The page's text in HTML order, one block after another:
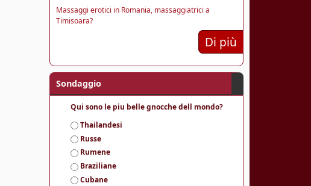
Massaggi erotici in Romania, massaggiatrici a
Timisoara?
Di più
Sondaggio
Qui sono le piu belle gnocche dell mondo?
S
c
e
l
t
e
Thailandesi
Russe
Rumene
Braziliane
Cubane